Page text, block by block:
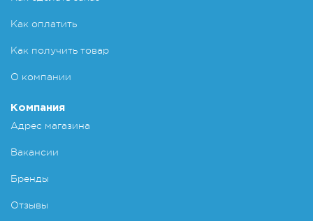
Как оплатить
Как получить товар
О компании
Компания
Адрес магазина
Вакансии
Бренды
Отзывы